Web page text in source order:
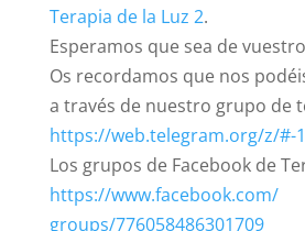
Terapia de la Luz 2.
Esperamos que sea de
Os recordamos que nos
a través de nuestro grupo de
https://web.telegram.org/z/#-
Los grupos de Facebook de
https://www.facebook.com/
groups/776058486301709